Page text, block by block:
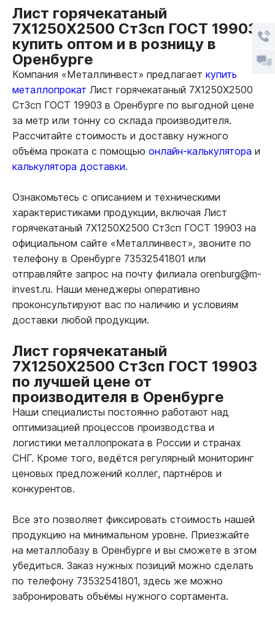
Лист горячекатаный
7Х1250Х2500 Ст3сп ГОСТ 19903
купить оптом и в розницу в
Оренбурге
Компания «Металлинвест» предлагает купить
металлопрокат Лист горячекатаный 7Х1250Х2500
Ст3сп ГОСТ 19903 в Оренбурге по выгодной цене
за метр или тонну со склада производителя.
Рассчитайте стоимость и доставку нужного
объёма проката с помощью онлайн-калькулятора и
калькулятора доставки.
Ознакомьтесь с описанием и техническими
характеристиками продукции, включая Лист
горячекатаный 7Х1250Х2500 Ст3сп ГОСТ 19903 на
официальном сайте «Металлинвест», звоните по
телефону в Оренбурге 73532541801 или
отправляйте запрос на почту филиала orenburg@m-
invest.ru. Наши менеджеры оперативно
проконсультируют вас по наличию и условиям
доставки любой продукции.
Лист горячекатаный
7Х1250Х2500 Ст3сп ГОСТ 19903
по лучшей цене от
производителя в Оренбурге
Наши специалисты постоянно работают над
оптимизацией процессов производства и
логистики металлопроката в России и странах
СНГ. Кроме того, ведётся регулярный мониторинг
ценовых предложений коллег, партнёров и
конкурентов.
Все это позволяет фиксировать стоимость нашей
продукцию на минимальном уровне. Приезжайте
на металлобазу в Оренбурге и вы сможете в этом
убедиться. Заказ нужных позиций можно сделать
по телефону 73532541801, здесь же можно
забронировать объёмы нужного сортамента.